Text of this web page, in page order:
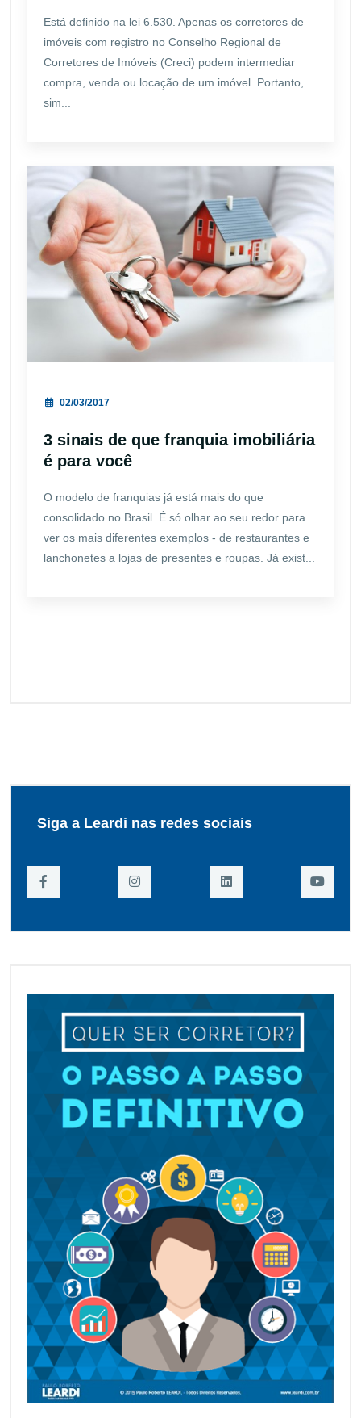
Está definido na lei 6.530. Apenas os corretores de
imóveis com registro no Conselho Regional de
Corretores de Imóveis (Creci) podem intermediar
compra, venda ou locação de um imóvel. Portanto,
sim...
02/03/2017
3 sinais de que franquia imobiliária
é para você
O modelo de franquias já está mais do que
consolidado no Brasil. É só olhar ao seu redor para
ver os mais diferentes exemplos - de restaurantes e
lanchonetes a lojas de presentes e roupas. Já exist...
Siga a Leardi nas redes sociais